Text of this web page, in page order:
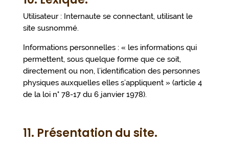
Utilisateur : Internaute se connectant, utilisant le
site susnommé.
Informations personnelles : « les informations qui
permettent, sous quelque forme que ce soit,
directement ou non, l’identification des personnes
physiques auxquelles elles s’appliquent » (article 4
de la loi n° 78-17 du 6 janvier 1978).
11. Présentation du site.